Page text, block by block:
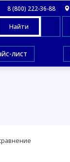
8 (800) 222-36-88
Найти
лист